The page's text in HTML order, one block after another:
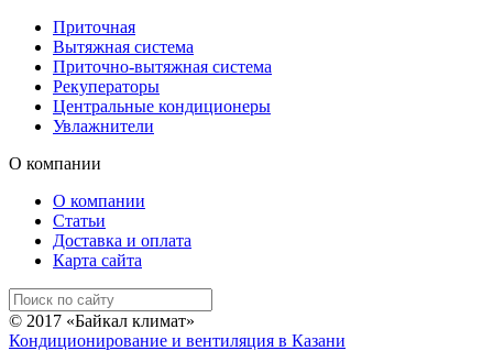
Приточная
Вытяжная система
Приточно-вытяжная система
Рекуператоры
Центральные кондиционеры
Увлажнители
О компании
О компании
Статьи
Доставка и оплата
Карта сайта
© 2017 «Байкал климат»
Кондиционирование и вентиляция в Казани